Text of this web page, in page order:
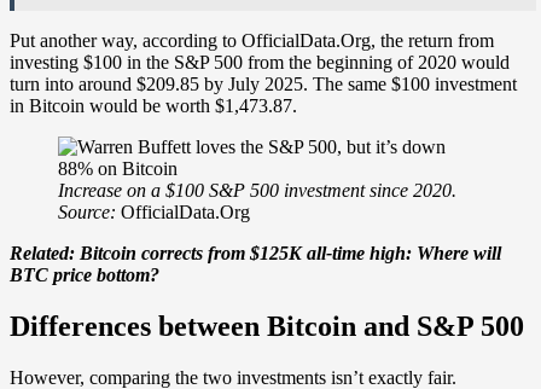
Put another way, according to OfficialData.Org, the return from
investing $100 in the S&P 500 from the beginning of 2020 would
turn into around $209.85 by July 2025. The same $100 investment
in Bitcoin would be worth $1,473.87.
Increase on a $100 S&P 500 investment since 2020.
Source: OfficialData.Org
Related: Bitcoin corrects from $125K all-time high: Where will
BTC price bottom?
Differences between Bitcoin and S&P 500
However, comparing the two investments isn’t exactly fair.